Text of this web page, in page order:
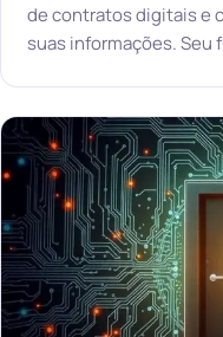
de contratos digitais e
suas informações.